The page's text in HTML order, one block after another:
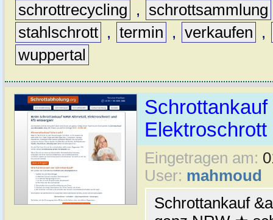
schrottrecycling
, schrottsammlung
stahlschrott , termin , verkaufen
,
wuppertal
Schrottankauf
Elektroschrott
Eingetragen am:
User: mahmoud
Schrottankauf